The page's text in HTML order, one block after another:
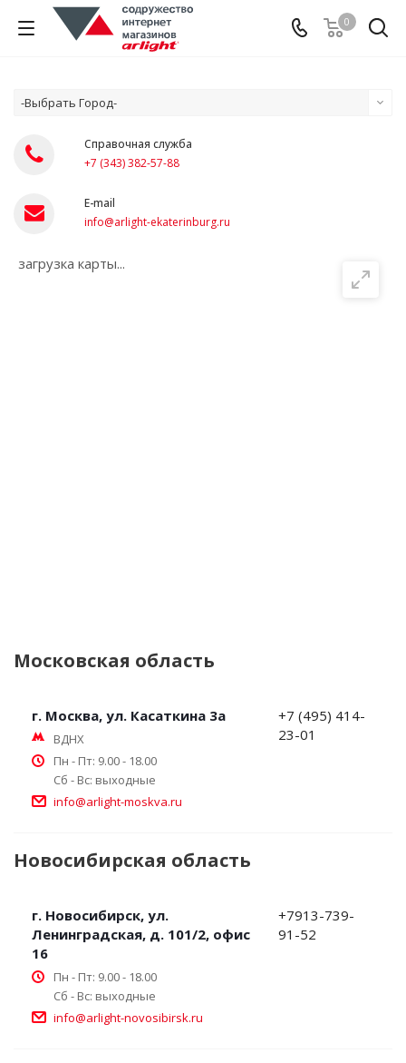
0
-Выбрать Город-
Справочная служба
+7 (343) 382-57-88
E-mail
info@arlight-ekaterinburg.ru
загрузка карты...
Московская область
г. Москва, ул. Касаткина 3а
ВДНХ
Пн - Пт: 9.00 - 18.00
Сб - Вс: выходные
info@arlight-moskva.ru
+7 (495) 414-
23-01
Новосибирская область
г. Новосибирск, ул.
Ленинградская, д. 101/2, офис
16
Пн - Пт: 9.00 - 18.00
Сб - Вс: выходные
info@arlight-novosibirsk.ru
+7913-739-
91-52